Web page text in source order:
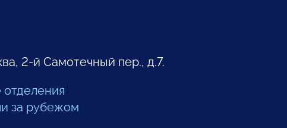
2-й Самотечный пер., д.7.
за рубежом